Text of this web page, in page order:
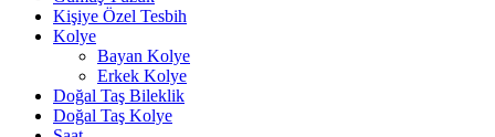
Kişiye Özel Tesbih
Kolye
Bayan Kolye
Erkek Kolye
Doğal Taş Bileklik
Doğal Taş Kolye